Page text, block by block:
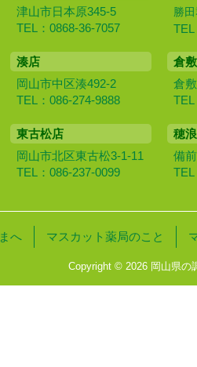
津山市日本原345-5
TEL：0868-36-7057
勝
TEL
湊店
岡山市中区湊492-2
TEL：086-274-9888
倉
倉
TEL
東古松店
岡山市北区東古松3-1-11
TEL：086-237-0099
穂
備
TEL
へ マスカット薬局のこと
Copyright © 2026 岡山県の